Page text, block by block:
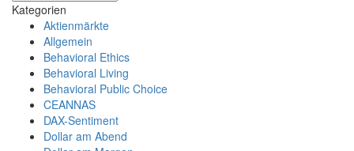
Kategorien
Aktienmärkte
Allgemein
Behavioral Ethics
Behavioral Living
Behavioral Public Choice
CEANNAS
DAX-Sentiment
Dollar am Abend